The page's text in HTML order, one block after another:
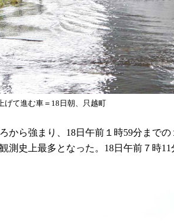
げて進む車＝18日朝、只越町
から強まり、18日午前１時59分まで
測史上最多となった。18日午前７時